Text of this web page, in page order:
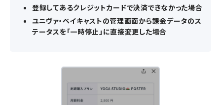
登録してあるクレジットカードで決済できなかった場合
ユニヴァ・ペイキャストの管理画面から課金データのス
テータスを「一時停止」に直接変更した場合